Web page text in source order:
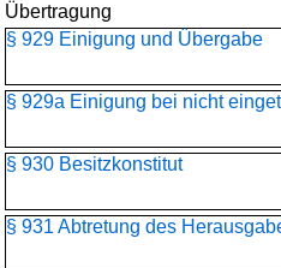
Übertragung
§ 929 Einigung und Übergabe
§ 929a Einigung bei nicht
§ 930 Besitzkonstitut
§ 931 Abtretung des